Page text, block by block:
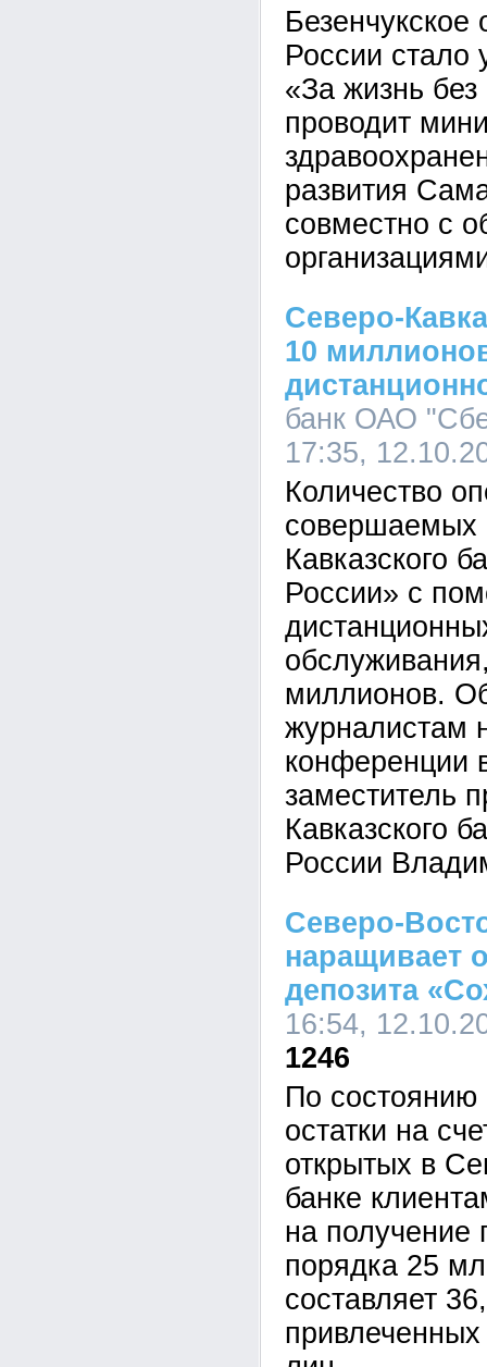
России стало
«За жизнь без
проводит
развития
совместно с
Северо-
10
банк ОАО
17:35,
Количество
совершаемых
Кавказского
России» с
миллионов.
журналистам
конференции
заместитель
Кавказского
России
Северо-
наращивает
депозита
16:54,
1246
По состоянию
остатки на
открытых в
банке
на получение
порядка 25
составляет